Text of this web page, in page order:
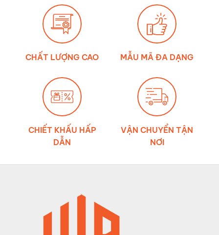
môi
trường
đến
độ
bền
dây
hàng
CHẤT LƯỢNG CAO MẪU MÃ ĐA DẠNG
CHIẾT KHẤU HẤP
DẪN
VẬN CHUYỂN TẬN
NƠI